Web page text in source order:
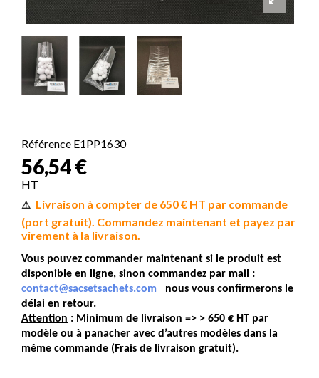
Référence E1PP1630
56,54 €
HT
⚠️ Livraison à compter de 650 € HT par commande
(port gratuit). Commandez maintenant et payez par
virement à la livraison.
Vous pouvez commander maintenant si le produit est
disponible en ligne, sinon commandez par mail :
contact@sacsetsachets.com nous vous confirmerons le
délai en retour.
Attention : Minimum de livraison => > 650 € HT par
modèle ou à panacher avec d’autres modèles dans la
même commande (Frais de livraison gratuit).